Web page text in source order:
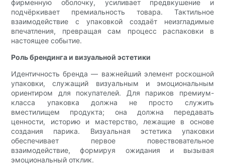
фирменную оболочку, усиливает предвкушение и
подчёркивает премиальность товара. Тактильное
взаимодействие с упаковкой создаёт неизгладимые
впечатления, превращая сам процесс распаковки в
настоящее событие.
Роль брендинга и визуальной эстетики
Идентичность бренда — важнейший элемент роскошной
упаковки, служащий визуальным и эмоциональным
ориентиром для покупателей. Для париков премиум-
класса упаковка должна не просто служить
вместилищем продукта; она должна передавать
ценности, историю и мастерство, лежащие в основе
создания парика. Визуальная эстетика упаковки
обеспечивает первое повествовательное
взаимодействие, формируя ожидания и вызывая
эмоциональный отклик.